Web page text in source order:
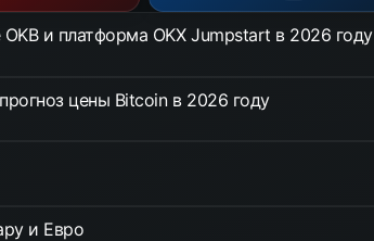
и платформа OKX Jumpstart в 2026 году
цены Bitcoin в 2026 году
и Евро